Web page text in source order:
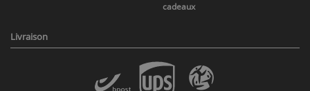
cadeaux
Livraison